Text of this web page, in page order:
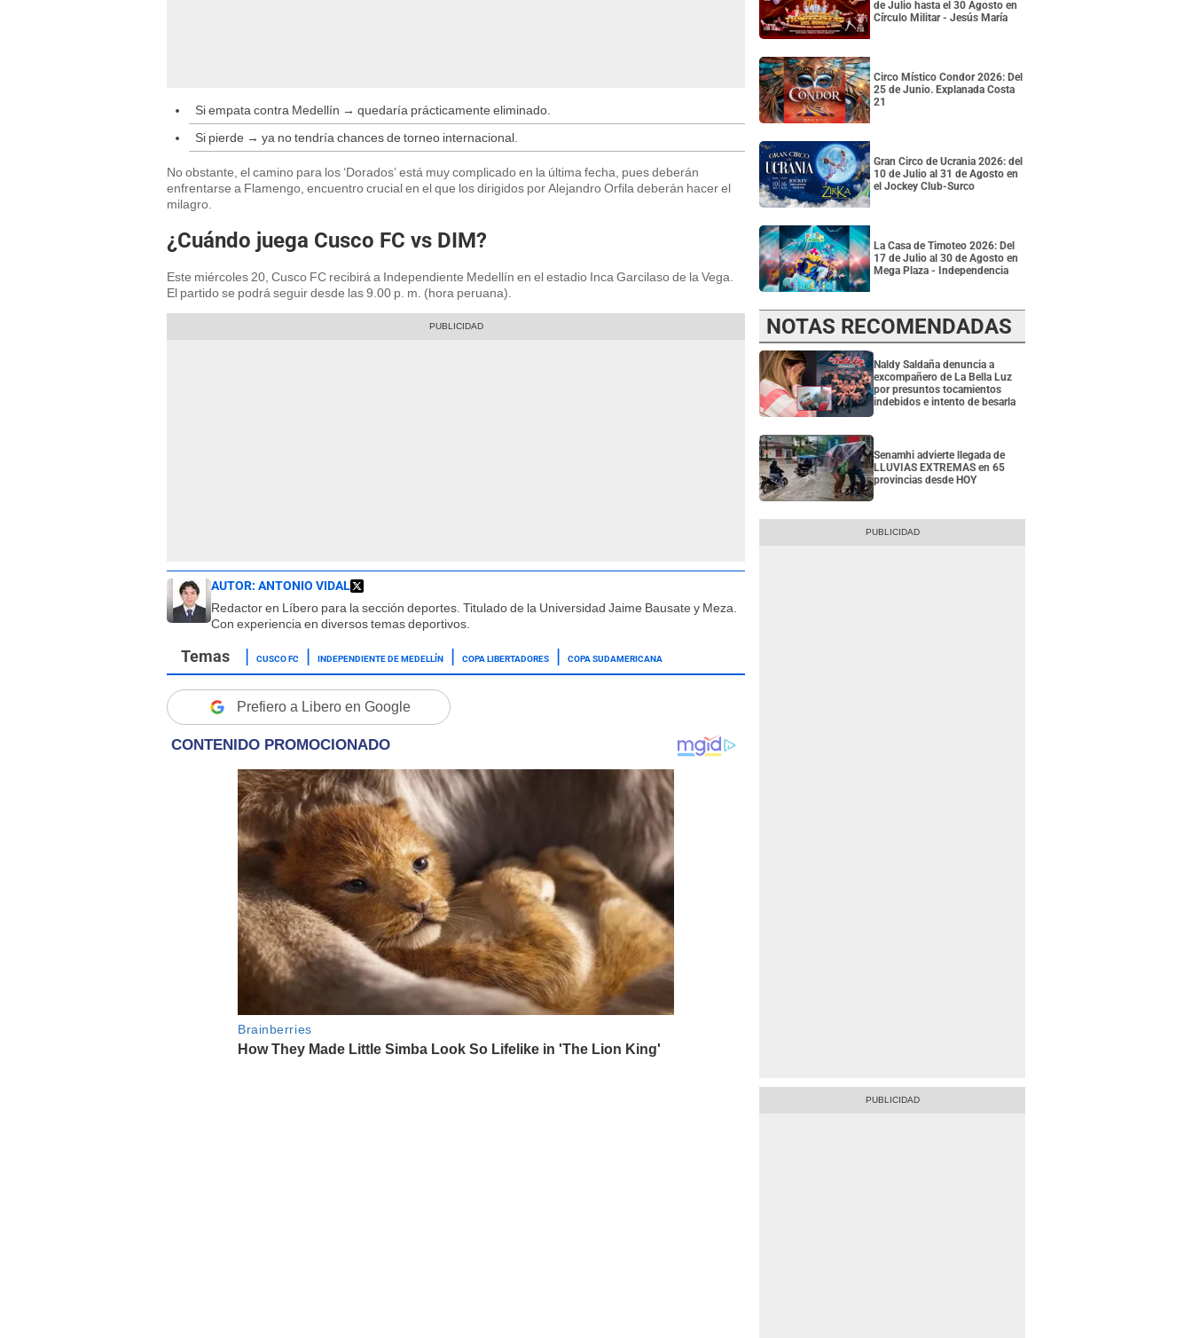
Si empata contra Medellín → quedaría prácticamente eliminado.
Si pierde → ya no tendría chances de torneo internacional.
No obstante, el camino para los ‘Dorados’ está muy complicado en la última fecha, pues deberán
enfrentarse a Flamengo, encuentro crucial en el que los dirigidos por Alejandro Orfila deberán hacer el
milagro.
¿Cuándo juega Cusco FC vs DIM?
Este miércoles 20, Cusco FC recibirá a Independiente Medellín en el estadio Inca Garcilaso de la Vega.
El partido se podrá seguir desde las 9.00 p. m. (hora peruana).
AUTOR: ANTONIO VIDAL
Redactor en Líbero para la sección deportes. Titulado de la Universidad Jaime Bausate y Meza.
Con experiencia en diversos temas deportivos.
CUSCO FC INDEPENDIENTE DE MEDELLÍN COPA LIBERTADORES COPA SUDAMERICANA
Prefiero a Libero en Google
de Julio hasta el 30 Agosto en
Círculo Militar - Jesús María
Circo Místico Condor 2026: Del
25 de Junio. Explanada Costa
21
Gran Circo de Ucrania 2026: del
10 de Julio al 31 de Agosto en
el Jockey Club-Surco
La Casa de Timoteo 2026: Del
17 de Julio al 30 de Agosto en
Mega Plaza - Independencia
NOTAS RECOMENDADAS
Naldy Saldaña denuncia a
excompañero de La Bella Luz
por presuntos tocamientos
indebidos e intento de besarla
Senamhi advierte llegada de
LLUVIAS EXTREMAS en 65
provincias desde HOY